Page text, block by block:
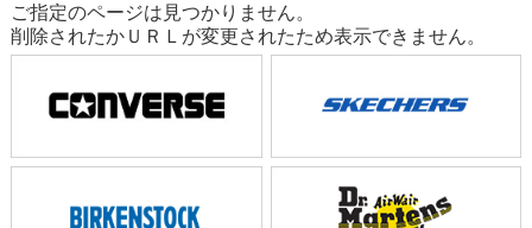
ご指定のページは見つかりません。
削除されたかＵＲＬが変更されたため表示できません。